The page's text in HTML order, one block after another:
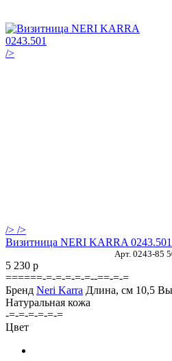
/>
/> />
Визитница NERI KARRA 0243.501
Арт. 0243-85
5 230 p
======-=-=-=-=-=--==-=-=
Бренд Neri Karra Длина, см 10,5
Натуральная кожа
-=-=-=-=-=-=
Цвет